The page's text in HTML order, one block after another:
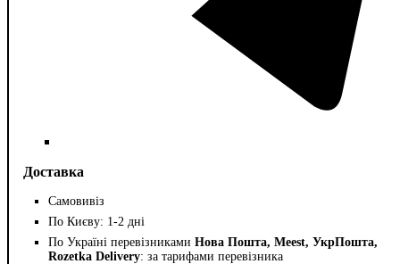
Доставка
Самовивіз
По Києву: 1-2 дні
По Україні перевізниками Нова Пошта, Meest, УкрПошта,
Rozetka Delivery: за тарифами перевізника